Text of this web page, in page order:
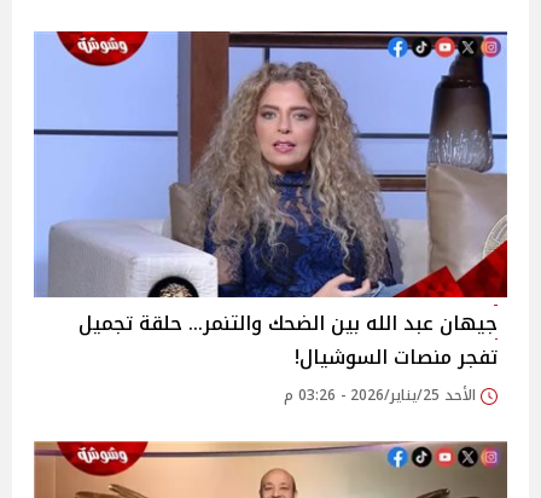
جيهان عبد الله بين الضحك والتنمر… حلقة تجميل
تفجر منصات السوشيال!
الأحد 25/يناير/2026 - 03:26 م